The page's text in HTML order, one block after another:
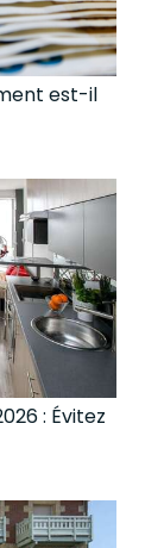
est-il
: Évitez